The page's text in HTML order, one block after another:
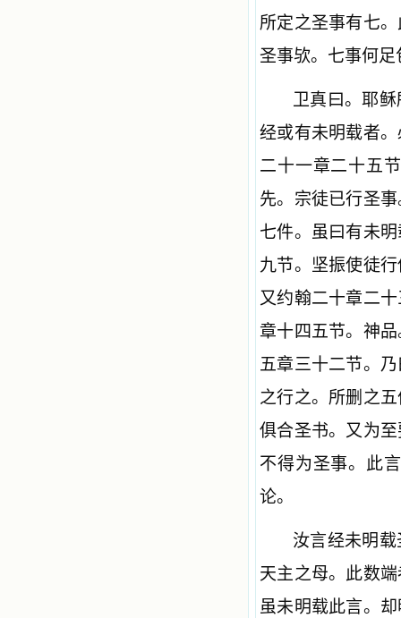
所定之圣事有七
圣事欤。 七事何足
卫真曰。耶
经或有未明载者
二十一章二十五
先。宗徒已行圣
七件。虽曰有未明
九节。坚振使徒
又约翰二十章二
章十四五节。神
五章三十二节。
之行之。所删之
俱合圣书。又为
不得为圣事。此
论。
汝言经未明
天主之母。此数
虽未明载此言。